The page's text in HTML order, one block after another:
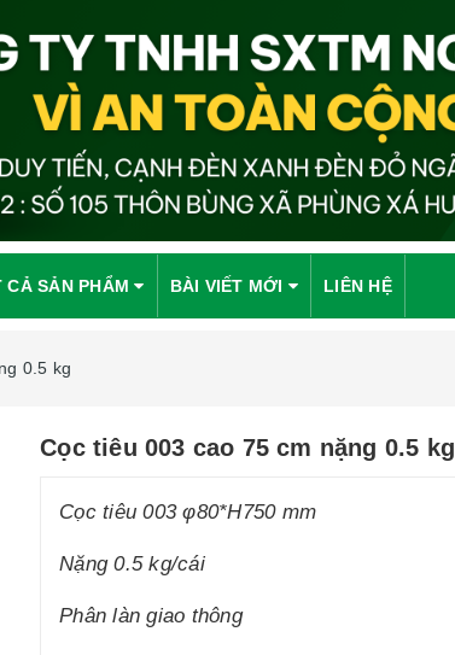
CẢ SẢN PHẨM BÀI VIẾT MỚI LIÊN HỆ
0.5 kg
Cọc tiêu 003 cao 75 cm nặng 0.5 kg
Cọc tiêu 003 φ80*H750 mm
Nặng 0.5 kg/cái
Phân làn giao thông